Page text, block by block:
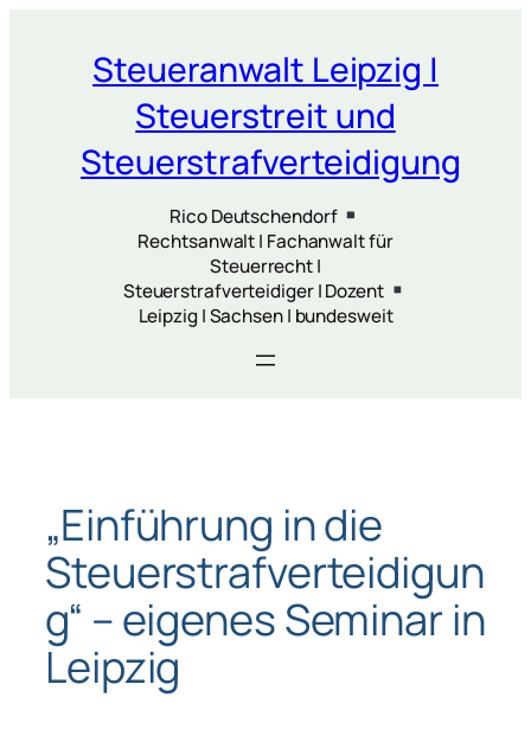
springenSteueranwalt Leipzig |
Steuerstreit und
Steuerstrafverteidigung
Rico Deutschendorf
Rechtsanwalt | Fachanwalt für
Steuerrecht |
Steuerstrafverteidiger | Dozent
Leipzig | Sachsen | bundesweit
„Einführung in die
Steuerstrafverteidigun
g“ – eigenes Seminar in
Leipzig